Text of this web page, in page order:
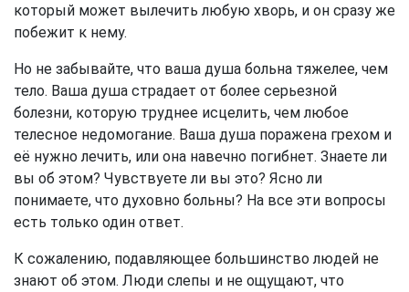
который может вылечить любую хворь, и он сразу же
побежит к нему.
Но не забывайте, что ваша душа больна тяжелее, чем
тело. Ваша душа страдает от более серьезной
болезни, которую труднее исцелить, чем любое
телесное недомогание. Ваша душа поражена грехом и
её нужно лечить, или она навечно погибнет. Знаете ли
вы об этом? Чувствуете ли вы это? Ясно ли
понимаете, что духовно больны? На все эти вопросы
есть только один ответ.
К сожалению, подавляющее большинство людей не
знают об этом. Люди слепы и не ощущают, что